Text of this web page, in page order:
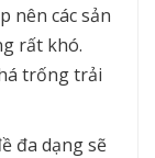
nên các sản
rất khó.
trống trải
đa dạng sẽ